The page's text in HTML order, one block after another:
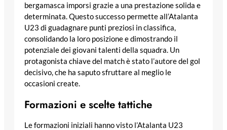
bergamasca imporsi grazie a una prestazione solida e
determinata. Questo successo permette all’Atalanta
U23 di guadagnare punti preziosi in classifica,
consolidando la loro posizione e dimostrando il
potenziale dei giovani talenti della squadra. Un
protagonista chiave del match è stato l’autore del gol
decisivo, che ha saputo sfruttare al meglio le
occasioni create.
Formazioni e scelte tattiche
Le formazioni iniziali hanno visto l’Atalanta U23